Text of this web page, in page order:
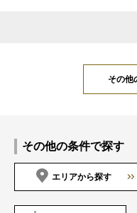
その他
その他の条件で探す
エリアから探す